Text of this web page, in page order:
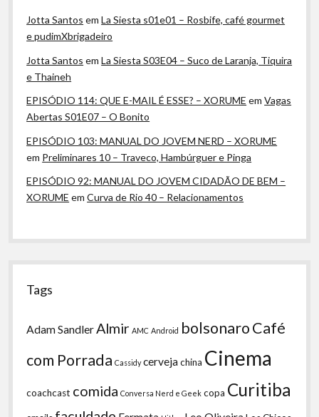
Jotta Santos emLa Siesta s01e01 – Rosbife, café gourmet
e pudimXbrigadeiro
Jotta Santos emLa Siesta S03E04 – Suco de Laranja, Tiquira
e Thaineh
EPISÓDIO 114: QUE E-MAIL É ESSE? – XORUME emVagas
Abertas S01E07 – O Bonito
EPISÓDIO 103: MANUAL DO JOVEM NERD – XORUME
em Preliminares 10 – Traveco, Hambúrguer e Pinga
EPISÓDIO 92: MANUAL DO JOVEM CIDADÃO DE BEM –
XORUME emCurva de Rio 40 – Relacionamentos
Tags
Adam Sandler Almir AMC Android bolsonaroCafé
com Porrada Cassidy cervejachina Cinema
coachcast comida Conversa Nerd e Geek copa Curitiba